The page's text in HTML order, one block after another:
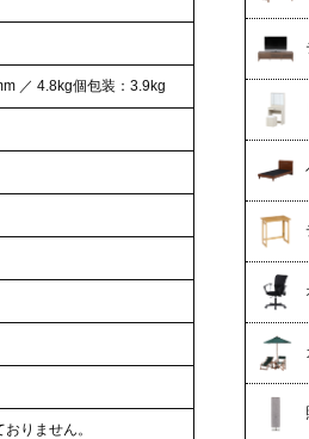
／ 4.8kg個包装：3.9kg
りません。